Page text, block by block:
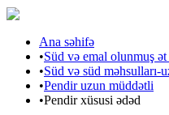
Ana səhifə
•Süd və emal olunmuş ət
•Süd və süd məhsulları-
•Pendir uzun müddətli
•Pendir xüsusi ədəd